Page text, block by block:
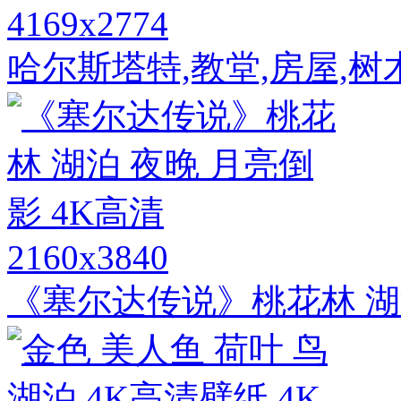
4169x2774
哈尔斯塔特,教堂,房屋,树
2160x3840
《塞尔达传说》桃花林